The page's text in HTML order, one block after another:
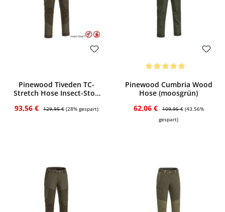
Pinewood Tiveden TC-
Stretch Hose Insect-Stop
Verkaufspreis:
93,56 € Regulärer Preis:
129,95 € (28% gespart)
Pinewood Cumbria Wood
Hose (moosgrün)
Verkaufspreis:
62,06 € Regulärer Preis:
109,95 € (43.56%
gespart)